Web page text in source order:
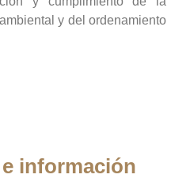
y del ordenamiento
información